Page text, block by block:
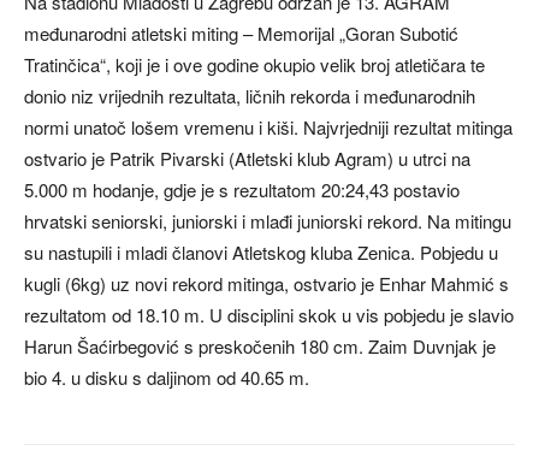
međunarodni atletski miting – Memorijal „Goran Subotić
Tratinčica“, koji je i ove godine okupio velik broj atletičara te
donio niz vrijednih rezultata, ličnih rekorda i međunarodnih
normi unatoč lošem vremenu i kiši. Najvrjedniji rezultat mitinga
ostvario je Patrik Pivarski (Atletski klub Agram) u utrci na
5.000 m hodanje, gdje je s rezultatom 20:24,43 postavio
hrvatski seniorski, juniorski i mlađi juniorski rekord. Na mitingu
su nastupili i mladi članovi Atletskog kluba Zenica. Pobjedu u
kugli (6kg) uz novi rekord mitinga, ostvario je Enhar Mahmić s
rezultatom od 18.10 m. U disciplini skok u vis pobjedu je slavio
Harun Šaćirbegović s preskočenih 180 cm. Zaim Duvnjak je
bio 4. u disku s daljinom od 40.65 m.